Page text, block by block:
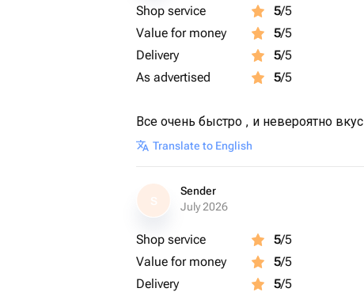
Shop service 5/5
Value for money
5/5
Delivery
5/5
As advertised
5/5
Все очень быстро , и невероятно
Translate to English
S
Sender
July 2026
Shop service 5/5
Value for money
5/5
Delivery
5/5